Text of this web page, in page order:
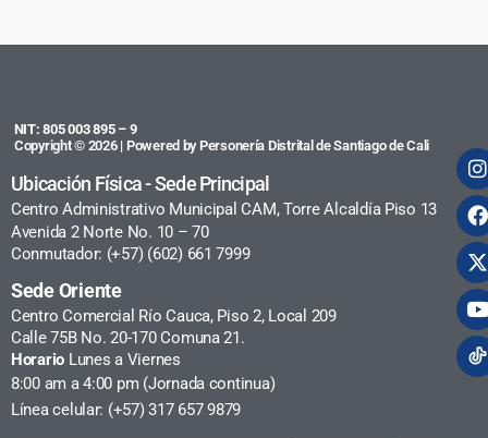
NIT: 805 003 895 – 9
Copyright © 2026 | Powered by Personería Distrital de Santiago de Cali
Ubicación Física - Sede Principal
Centro Administrativo Municipal CAM, Torre Alcaldía Piso 13
Avenida 2 Norte No. 10 – 70
Conmutador: (+57) (602) 661 7999
Sede Oriente
Centro Comercial Río Cauca, Piso 2, Local 209
Calle 75B No. 20-170 Comuna 21.
Horario Lunes a Viernes
8:00 am a 4:00 pm (Jornada continua)
Línea celular: (+57) 317 657 9879